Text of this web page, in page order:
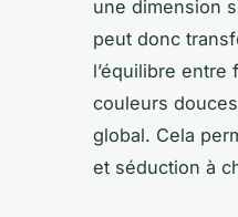
une dimension
peut donc
l’équilibre
couleurs
global. Cela
et séduction à